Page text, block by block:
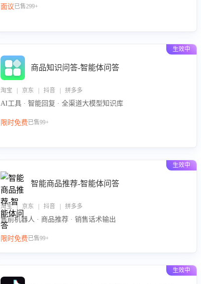
面议已售299+
生效中
商品知识问答-智能体问答
淘宝 | 京东 | 抖音 | 拼多多
AI工具 · 智能回复 · 全渠道大模型知识库
限时免费已售99+
生效中
智能商品推荐-智能体问答
淘宝 | 京东 | 抖音 | 拼多多
售前机器人 · 商品推荐 · 销售话术输出
限时免费已售99+
生效中